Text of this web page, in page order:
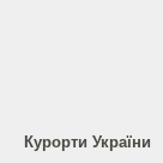
Курорти України